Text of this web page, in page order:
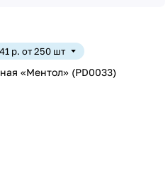
р. от 250 шт
«Ментол» (PD0033)